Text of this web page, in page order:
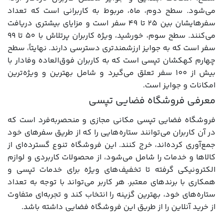
می‌شود. سطح دوم، ماه، مربوط به کاربرانی است که تعداد
سفرهایشان بین ۲۵ تا ۴۹ سفر است و مزایای بیشتری دریافت
می‌کنند. سطح سوم، خورشید، ویژه کاربران پرتلاش با ۵۰ تا ۹۹
سفر است که به جوایز ارزشمندتری دسترسی دارند. نهایتاً، سطح
چهارم کهکشان تپسی است که به کاربران فوق‌العاده وفادار با
بیش از ۱۰۰ سفر تعلق می‌گیرد و شامل بهترین و ویژه‌ترین
امکانات و جوایز است.
معرفی فروشگاه فضایی تپسی
فروشگاه فضایی تپسی مکانی مجازی و منحصربه‌فرد است که
در آن کاربران می‌توانند ستاره‌هایی را که از طریق سفرهای خود
جمع‌آوری کرده‌اند، خرج کنند. این فروشگاه تنوع گسترده‌ای از
کالاها و خدمات را شامل می‌شود، از محصولات کاربردی و لوازم
الکترونیکی گرفته تا تخفیف‌های ویژه برای خدمات تپسی و
همکاری با برندهای معتبر. هر کاربر می‌تواند با توجه به تعداد
ستاره‌های خود، بهترین گزینه را انتخاب کند و تجربه‌ای متفاوت
از خرید آنلاین را از طریق این فروشگاه فضایی داشته باشد.